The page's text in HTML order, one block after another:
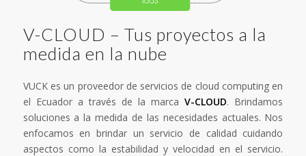
V-CLOUD – Tus proyectos a la
medida en la nube
VUCK es un proveedor de servicios de cloud computing en
el Ecuador a través de la marcaV-CLOUD. Brindamos
soluciones a la medida de las necesidades actuales. Nos
enfocamos en brindar un servicio de calidad cuidando
aspectos como la estabilidad y velocidad en el servicio.